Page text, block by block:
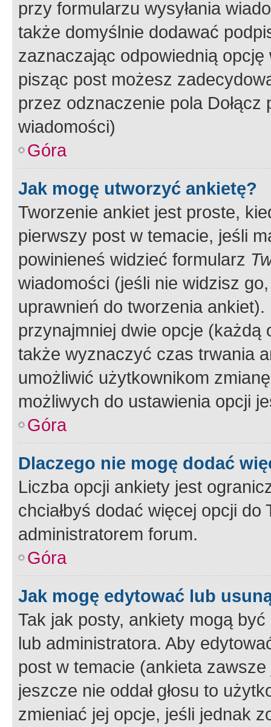
przy formularzu wysyłania
także domyślnie dodawać
zaznaczając odpowiednią
pisząc post możesz
przez odznaczenie pola
wiadomości)
Góra
Jak mogę utworzyć ankietę?
Tworzenie ankiet jest proste,
pierwszy post w temacie, jeśli
powinieneś widzieć formularz
wiadomości (jeśli nie widzisz
uprawnień do tworzenia
przynajmniej dwie opcje
także wyznaczyć czas trwania
umożliwić użytkownikom
możliwych do ustawienia opcji
Góra
Dlaczego nie mogę dodać
Liczba opcji ankiety jest
chciałbyś dodać więcej opcji
administratorem forum.
Góra
Jak mogę edytować lub
Tak jak posty, ankiety mogą
lub administratora. Aby
post w temacie (ankieta
jeszcze nie oddał głosu to
zmieniać jej opcje, jeśli jednak